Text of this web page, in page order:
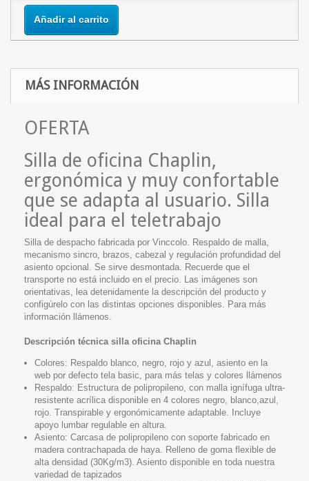
Añadir al carrito
MÁS INFORMACIÓN
OFERTA
Silla de oficina Chaplin,
ergonómica y muy confortable
que se adapta al usuario. Silla
ideal para el teletrabajo
Silla de despacho fabricada por Vinccolo. Respaldo de malla,
mecanismo sincro, brazos, cabezal y regulación profundidad del
asiento opcional. Se sirve desmontada. Recuerde que el
transporte no está incluido en el precio. Las imágenes son
orientativas, lea detenidamente la descripción del producto y
configúrelo con las distintas opciones disponibles. Para más
información llámenos.
Descripción técnica silla oficina Chaplin
Colores: Respaldo blanco, negro, rojo y azul, asiento en la
web por defecto tela basic, para más telas y colores llámenos
Respaldo: Estructura de polipropileno, con malla ignífuga ultra-
resistente acrílica disponible en 4 colores negro, blanco,azul ,
rojo. Transpirable y ergonómicamente adaptable. Incluye
apoyo lumbar regulable en altura.
Asiento: Carcasa de polipropileno con soporte fabricado en
madera contrachapada de haya. Relleno de goma flexible de
alta densidad (30Kg/m3). Asiento disponible en toda nuestra
variedad de tapizados